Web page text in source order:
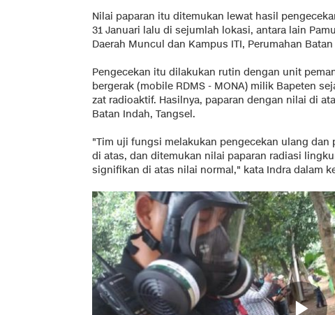
Nilai paparan itu ditemukan lewat hasil
31 Januari lalu di sejumlah lokasi, antara lain
Daerah Muncul dan Kampus ITI, Perumahan
Pengecekan itu dilakukan rutin dengan unit
bergerak (mobile RDMS - MONA) milik Bapeten
zat radioaktif. Hasilnya, paparan dengan nilai di
Batan Indah, Tangsel.
"Tim uji fungsi melakukan pengecekan ulang
di atas, dan ditemukan nilai paparan radiasi
signifikan di atas nilai normal," kata Indra dalam